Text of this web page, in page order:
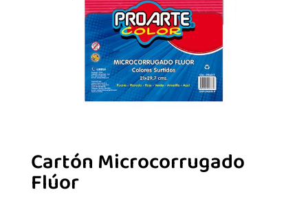
Cartón Microcorrugado
Flúor